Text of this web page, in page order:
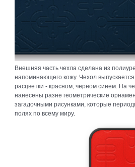
Внешняя часть чехла сделана из
напоминающего кожу. Чехол
расцветки - красном, черном синем. На
нанесены разне геометрические
загадочными рисунками, которые
полях по всему миру.